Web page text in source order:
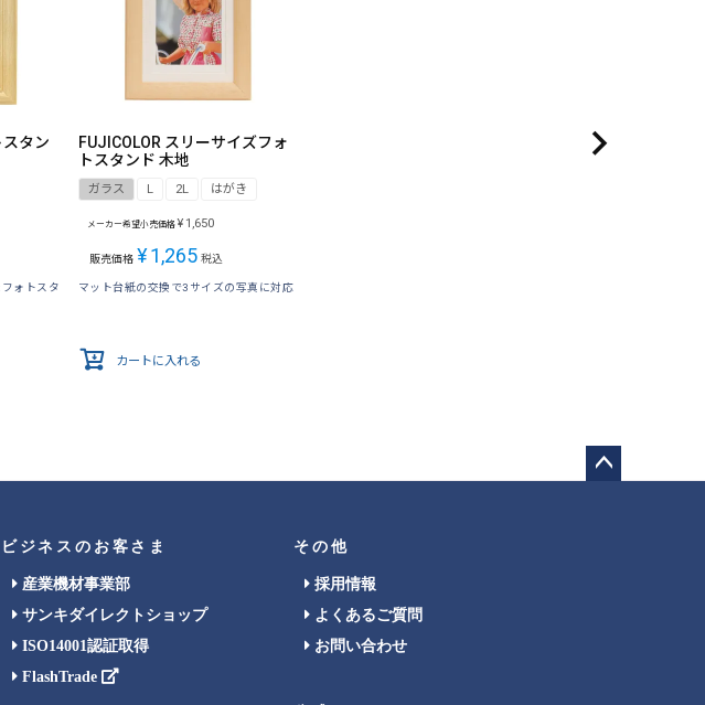
スタン
ォトスタ
FUJICOLOR スリーサイズフォ
トスタンド 木地
ガラス L 2L はがき
メーカー希望小売価格 ¥ 1,650
販売価格 ¥1,265 税込
マット台紙の交換で3サイズの写真に対応
カートに入れる
ビジネスのお客さま
産業機材事業部
サンキダイレクトショップ
ISO14001認証取得
FlashTrade
その他
採用情報
よくあるご質問
お問い合わせ